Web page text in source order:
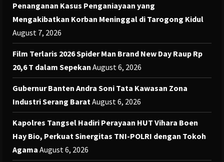
Penanganan Kasus Penganiayaan yang
Mengakibatkan Korban Meninggal di Tarogong Kidul
August 7, 2026
Film Terlaris 2026 Spider Man Brand New Day Raup Rp
20,6 T dalam Sepekan August 6, 2026
Gubernur Banten Andra Soni Tata Kawasan Zona
Industri Serang BaratAugust 6, 2026
Kapolres Tangsel Hadiri Perayaan HUT Vihara Boen
Hay Bio, Perkuat Sinergitas TNI-POLRI dengan Tokoh
Agama August 6, 2026